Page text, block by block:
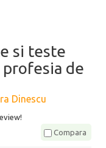
si teste
de
Dinescu
Compara